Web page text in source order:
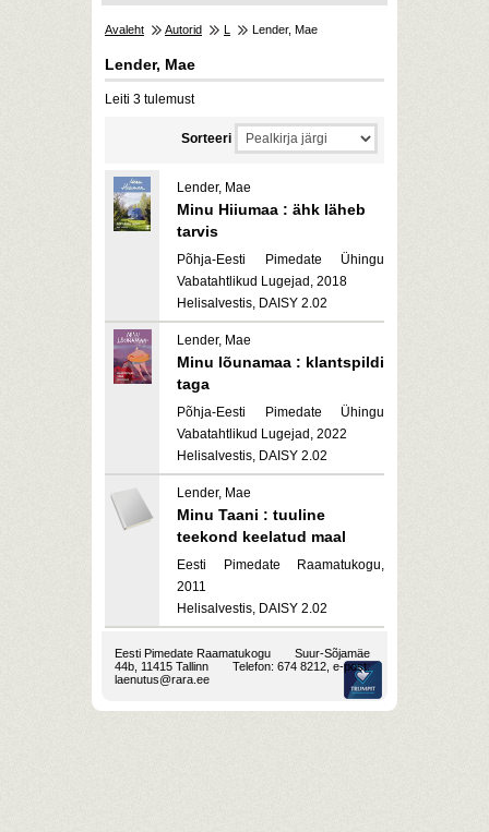
Avaleht Autorid L Lender, Mae
Lender, Mae
Leiti 3 tulemust
Sorteeri
Lender, Mae
Minu Hiiumaa : ähk läheb
tarvis
Põhja-Eesti Pimedate Ühingu
Vabatahtlikud Lugejad, 2018
Helisalvestis, DAISY 2.02
Lender, Mae
Minu lõunamaa : klantspildi
taga
Põhja-Eesti Pimedate Ühingu
Vabatahtlikud Lugejad, 2022
Helisalvestis, DAISY 2.02
Lender, Mae
Minu Taani : tuuline
teekond keelatud maal
Eesti Pimedate Raamatukogu,
2011
Helisalvestis, DAISY 2.02
Eesti Pimedate Raamatukogu
Suur-Sõjamäe
44b, 11415 Tallinn
Telefon: 674 8212, e-post:
laenutus@rara.ee